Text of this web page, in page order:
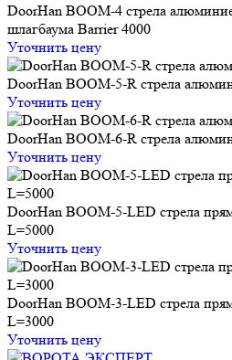
DoorHan BOOM-4 стрела
шлагбаума Barrier 4000
Уточнить цену
DoorHan BOOM-5-R стрела
Уточнить цену
DoorHan BOOM-6-R стрела
Уточнить цену
DoorHan BOOM-5-LED стрела
L=5000
Уточнить цену
DoorHan BOOM-3-LED стрела
L=3000
Уточнить цену